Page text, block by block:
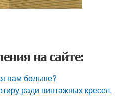
на сайте:
вам больше?
ради винтажных кресел.